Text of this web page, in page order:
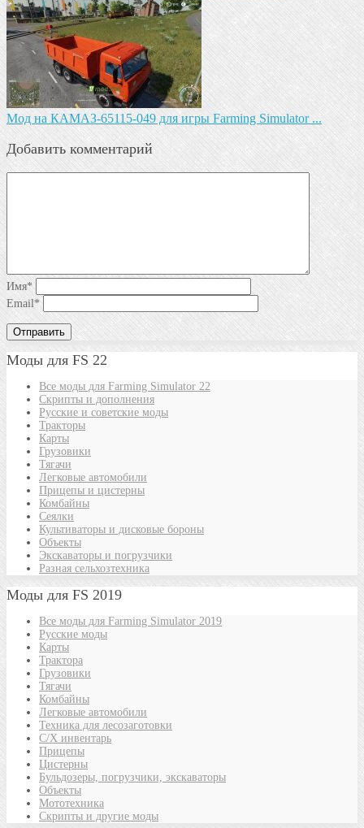
Мод на КАМАЗ-65115-049 для игры Farming Simulator ...
Добавить комментарий
Имя*
Email*
Моды для FS 22
Все моды для Farming Simulator 22
Скрипты и дополнения
Русские и советские моды
Тракторы
Карты
Грузовики
Тягачи
Легковые автомобили
Прицепы и цистерны
Комбайны
Сеялки
Культиваторы и дисковые бороны
Объекты
Экскаваторы и погрузчики
Разная сельхозтехника
Моды для FS 2019
Все моды для Farming Simulator 2019
Русские моды
Карты
Трактора
Грузовики
Тягачи
Комбайны
Легковые автомобили
Техника для лесозаготовки
С/Х инвентарь
Прицепы
Цистерны
Бульдозеры, погрузчики, экскаваторы
Объекты
Мототехника
Скрипты и другие моды